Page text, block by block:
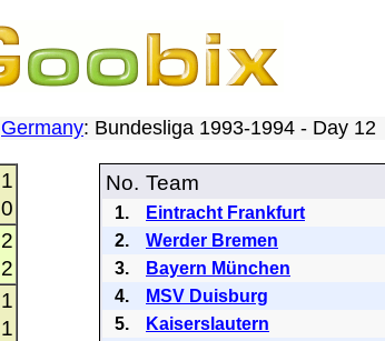
Germany: Bundesliga 1993-1994 - Day 12
1
0
2
2
1
1
No. Team
1. Eintracht Frankfurt
2.
Werder Bremen
3.
Bayern München
4.
MSV Duisburg
5.
Kaiserslautern